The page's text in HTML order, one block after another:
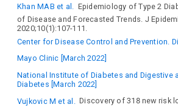
CDKN1C CDKN2B CEBPB CELF4
CEP68 CKB CKMT1B CLEC14A
COL27A1
CWH43 CYTH1 DCAF12
DEPDC5 DGKB DGKD DHFR2
DMAC1 DMRT2 DNAH7
EBF2 EGFL8 EIF2S2 ELAVL2 EML2
Khan MAB et al. Epidemiology of Type 2
of Disease and Forecasted Trends. J
2020;10(1):107-111.
Center for Disease Control and Prevention.
Mayo Clinic [March 2022]
National Institute of Diabetes and Digestive
Diabetes [March 2022]
Vujkovic M et al.
Discovery of 318 new risk